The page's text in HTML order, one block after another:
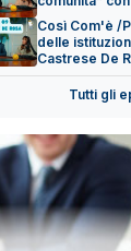
Così Com'è /
delle
Castrese De
Tutti gli